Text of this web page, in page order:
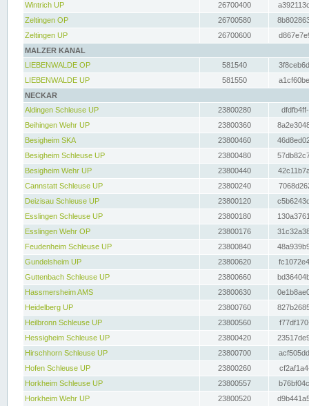
Wintrich UP
26700400
Zeltingen OP
26700580
Zeltingen UP
26700600
MALZER KANAL
LIEBENWALDE OP
581540
LIEBENWALDE UP
581550
NECKAR
Aldingen Schleuse UP
23800280
Beihingen Wehr UP
23800360
Besigheim SKA
23800460
Besigheim Schleuse UP
23800480
Besigheim Wehr UP
23800440
Cannstatt Schleuse UP
23800240
Deizisau Schleuse UP
23800120
Esslingen Schleuse UP
23800180
Esslingen Wehr OP
23800176
Feudenheim Schleuse UP
23800840
Gundelsheim UP
23800620
Guttenbach Schleuse UP
23800660
Hassmersheim AMS
23800630
Heidelberg UP
23800760
Heilbronn Schleuse UP
23800560
Hessigheim Schleuse UP
23800420
Hirschhorn Schleuse UP
23800700
Hofen Schleuse UP
23800260
Horkheim Schleuse UP
23800557
Horkheim Wehr UP
23800520